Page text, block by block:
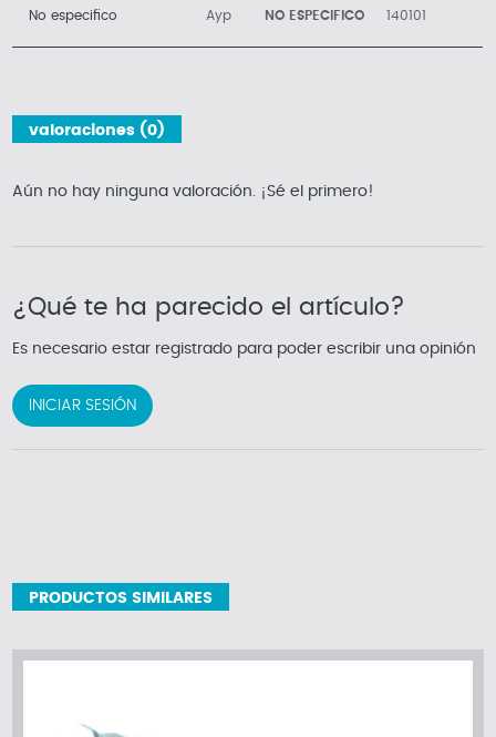
No especifico Ayp NO ESPECIFICO 140101
valoraciones (0)
Aún no hay ninguna valoración. ¡Sé el primero!
¿Qué te ha parecido el artículo?
Es necesario estar registrado para poder escribir una opinión
INICIAR SESIÓN
PRODUCTOS SIMILARES